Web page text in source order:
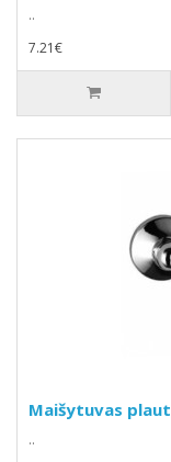
..
7.21€
Maišytuvas
..